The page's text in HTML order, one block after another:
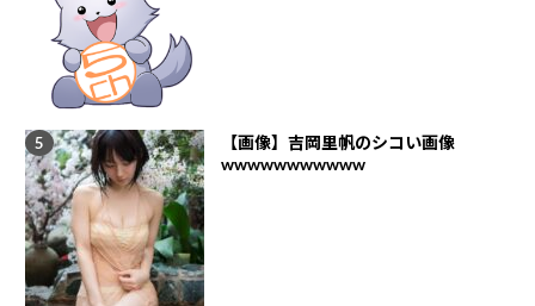
【画像】吉岡里帆のシコい画像
wwwwwwwwwww